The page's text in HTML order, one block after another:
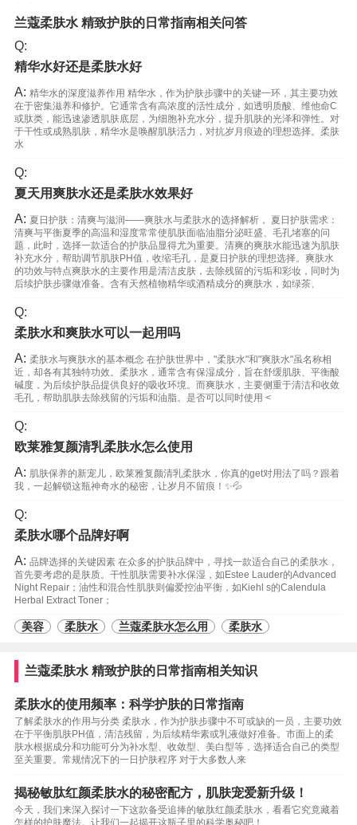
兰蔻柔肤水 精致护肤的日常指南相关问答
Q:
精华水好还是柔肤水好
A: 精华水的深度滋养作用 精华水，作为护肤步骤中的关键一环，其主要功效
在于密集滋养和修护。它通常含有高浓度的活性成分，如透明质酸、维他命C
或肽类，能迅速渗透肌肤底层，为细胞补充水分，提升肌肤的光泽和弹性。对
于干性或成熟肌肤，精华水是唤醒肌肤活力，对抗岁月痕迹的理想选择。柔肤
水
Q:
夏天用爽肤水还是柔肤水效果好
A: 夏日护肤：清爽与滋润——爽肤水与柔肤水的选择解析， 夏日护肤需求：
清爽与平衡夏季的高温和湿度常常使肌肤面临油脂分泌旺盛、毛孔堵塞的问
题，此时，选择一款适合的护肤品显得尤为重要。清爽的爽肤水能迅速为肌肤
补充水分，帮助调节肌肤PH值，收缩毛孔，是夏日护肤的理想选择。爽肤水
的功效与特点爽肤水的主要作用是清洁皮肤，去除残留的污垢和彩妆，同时为
后续护肤步骤做准备。含有天然植物精华或酒精成分的爽肤水，如绿茶、
Q:
柔肤水和爽肤水可以一起用吗
A: 柔肤水与爽肤水的基本概念 在护肤世界中，"柔肤水"和"爽肤水"虽名称相
近，却各有其独特功效。柔肤水，通常含有保湿成分，旨在舒缓肌肤、平衡酸
碱度，为后续护肤品提供良好的吸收环境。而爽肤水，主要侧重于清洁和收敛
毛孔，帮助肌肤去除残留的污垢和油脂。是否可以同时使用 <
Q:
欧莱雅复颜清乳柔肤水怎么使用
A: 肌肤保养的新宠儿，欧莱雅复颜清乳柔肤水，你真的get对用法了吗？跟着
我，一起解锁这瓶神奇水的秘密，让岁月不留痕！✨💦
Q:
柔肤水哪个品牌好啊
A: 品牌选择的关键因素 在众多的护肤品牌中，寻找一款适合自己的柔肤水，
首先要考虑的是肤质。干性肌肤需要补水保湿，如Estee Lauder的Advanced
Night Repair；油性和混合性肌肤则偏爱控油平衡，如Kiehl s的Calendula
Herbal Extract Toner；
美容 柔肤水 兰蔻柔肤水怎么用 柔肤水
兰蔻柔肤水 精致护肤的日常指南相关知识
柔肤水的使用频率：科学护肤的日常指南
了解柔肤水的作用与分类 柔肤水，作为护肤步骤中不可或缺的一员，主要功效
在于平衡肌肤PH值，清洁残留，为后续精华素或乳液做好准备。市面上的柔
肤水根据成分和功能可分为补水型、收敛型、美白型等，选择适合自己的类型
至关重要。常规情况下的一日护肤程序 对于大多数人来
揭秘敏肽红颜柔肤水的秘密配方，肌肤宠爱新升级！
今天，我们来深入探讨一下这款备受追捧的敏肽红颜柔肤水，看看它究竟藏着
怎样的护肤魔法。让我们一起揭开这瓶子里的科学奥秘吧！